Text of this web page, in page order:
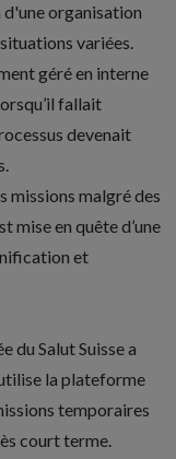
organisation
variées.
géré en interne
fallait
devenait
missions malgré des
mise en quête d’une
et
du Salut Suisse a
la plateforme
temporaires
court terme.